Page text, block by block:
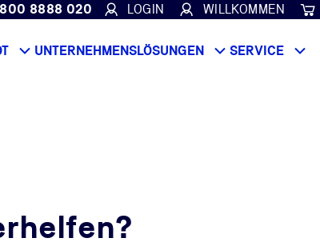
8888 020 LOGIN WILLKOMMEN
UNTERNEHMENSLÖSUNGEN SERVICE